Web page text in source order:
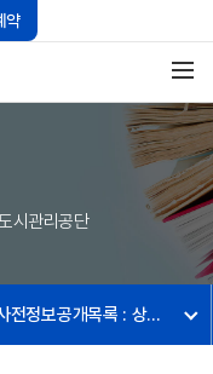
약
시관리공단
사전정보공개목록 : 상세목록